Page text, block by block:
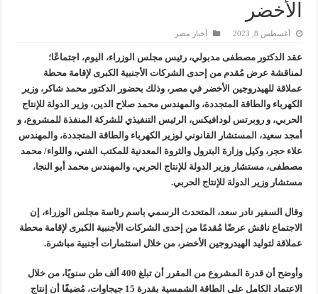
الأخضر
أغسطس 8, 2023 أخبار مصر
عقد الدكتور مصطفى مدبولي، رئيس مجلس الوزراء، اليوم، اجتماعًا؛
لمناقشة عرض مُقدم من إحدى الشركات الأجنبية الكبرى لإقامة محطة
عملاقة للهيدروجين الأخضر في مصر، وذلك بحضور الدكتور محمد شاكر، وزير
الكهرباء والطاقة المتجددة، والمهندس محمد صلاح الدين، وزير الدولة للإنتاج
الحربي، و روبرتس لودافيكس، الرئيس التنفيذي للشركة المنفذة للمشروع، و
أمجد سعيد، المستشار القانوني لوزير الكهرباء والطاقة المتجددة، والمهندس
علاء حجر، وكيل وزارة البترول والثروة المعدنية للمكتب الفني، واللواء/ محمد
مصطفى، مستشار وزير الدولة للإنتاج الحربي، والمهندس محمد أبو النجا،
مستشار وزير الدولة للإنتاج الحربي.
وقال السفير نادر سعد، المتحدث الرسمي باسم رئاسة مجلس الوزراء، إن
الاجتماع ناقش عرضًا مُقدمًا من إحدى الشركات الأجنبية الكبرى لإقامة محطة
عملاقة لتوليد الهيدروجين الأخضر، من خلال استثمارات أجنبية مباشرة.
وأوضح أن قدرة المشروع من المقرر أن تبلغ 400 ألف طن سنويًا، من خلال
الاعتماد الكامل على الطاقة الشمسية بقدرة 15 جيجاوات، مُضيفًا أن إنتاج